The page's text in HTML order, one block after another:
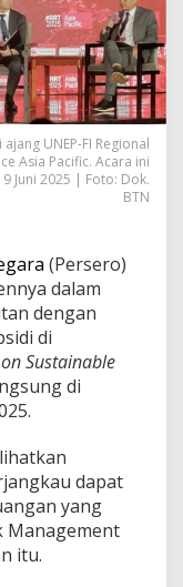
UNEP-FI Regional
Asia Pacific. Acara ini
Juni 2025 | Foto: Dok.
BTN
(Persero)
dalam
dengan
di
Sustainable
di
dapat
yang
Management
itu.